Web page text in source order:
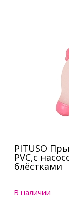
PITUSO
PVC,с
блёстками
В наличии